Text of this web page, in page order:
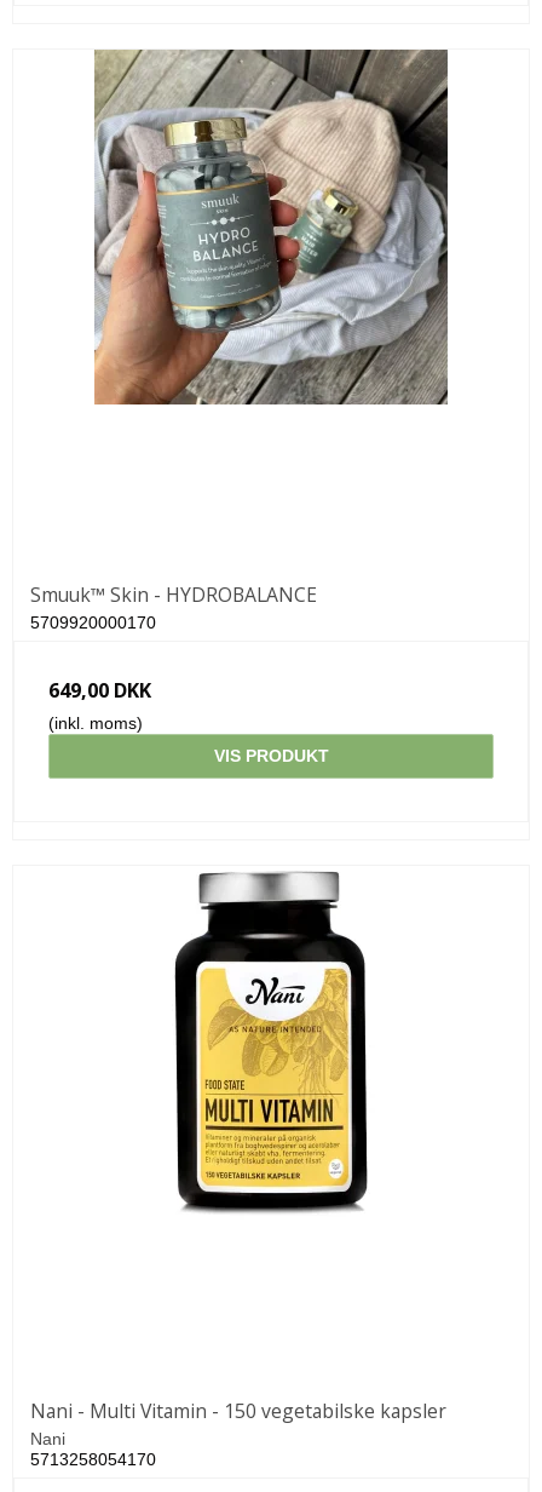
Smuuk™ Skin - HYDROBALANCE
5709920000170
649,00 DKK
(inkl. moms)
VIS PRODUKT
Nani - Multi Vitamin - 150 vegetabilske kapsler
Nani
5713258054170